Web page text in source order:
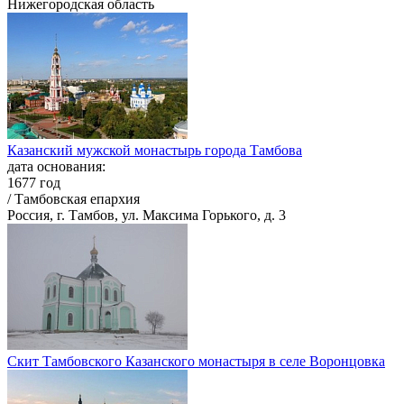
Нижегородская область
Казанский мужской монастырь города Тамбова
дата основания:
1677 год
/ Тамбовская епархия
Россия, г. Тамбов, ул. Максима Горького, д. 3
Скит Тамбовского Казанского монастыря в селе Воронцовка